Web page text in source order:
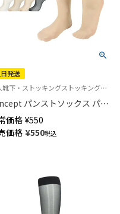
発送
婦人靴下・ストッキングストッキング生地のソックス 旧01325501
パンストソックス パン
素材のクルー丈 つま先スル
ディース 【365日最短翌日
】01326501
価格 ¥550
価格 ¥550税込